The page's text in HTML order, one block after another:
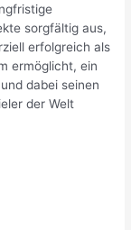
sorgfältig aus,
erfolgreich als
ermöglicht, ein
dabei seinen
der Welt